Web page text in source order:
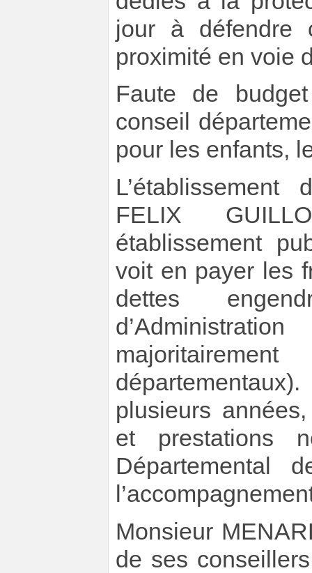
jour à défendre
proximité en voie
Faute de
conseil
pour les enfants,
FELIX
établissement
voit en payer les
dettes
plusieurs
et prestations
Départemental
Monsieur
de ses